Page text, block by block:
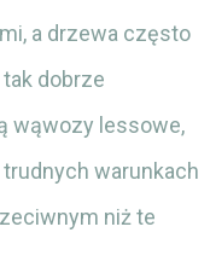
a drzewa często
dobrze
wąwozy lessowe,
trudnych warunkach
niż te